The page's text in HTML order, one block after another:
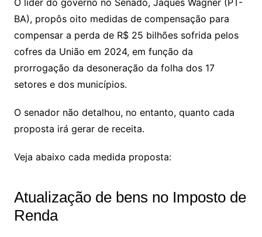
y
Li
n
k
s
A
p
p
gr
a
m
e
dI
n
l
gl
e
Cl
o
s
s
a
g
e
lo
o
k.
c
o
y
p
e
h
o
o
M
ai
e
a
d
s
ai
l
ar
e
O líder do governo no Senado, Jaques Wagner (PT-
BA), propôs oito medidas de compensação para
compensar a perda de R$ 25 bilhões sofrida pelos
cofres da União em 2024, em função da
prorrogação da desoneração da folha dos 17
setores e dos municípios.
O senador não detalhou, no entanto, quanto cada
proposta irá gerar de receita.
Veja abaixo cada medida proposta:
Atualização de bens no Imposto de
Renda